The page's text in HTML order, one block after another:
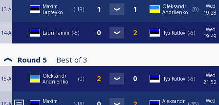
13-A
Maxim
Lapteyko
-18
Oleksandr
Andriienko
0
Wed
19:28
14-A Lauri Tamm -5 Ilya Kotlov -6
Wed
19:49
Round 5 Best of 3
15-A
Oleksandr
Andriienko
0 Ilya Kotlov -6
Wed
21:52
Maxim
Aleksandr
Wed